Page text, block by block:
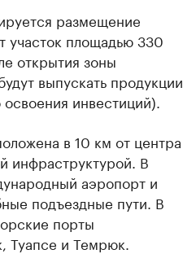
размещение
участок площадью 330
открытия зоны
выпускать продукции
инвестиций).
в 10 км от центра
инфраструктурой. В
аэропорт и
подъездные пути. В
порты
Туапсе и Темрюк.